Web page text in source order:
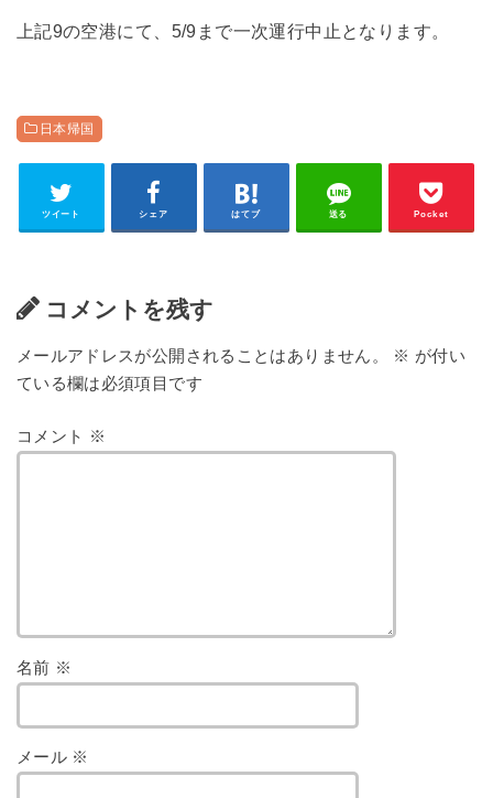
上記9の空港にて、5/9まで一次運行中止となります。
日本帰国
ツイート シェア はてブ 送る Pocket
コメントを残す
メールアドレスが公開されることはありません。 ※ が付い
ている欄は必須項目です
コメント ※
名前 ※
メール ※